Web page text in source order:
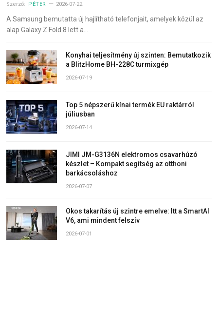
Szerző: PÉTER 2026-07-22
A Samsung bemutatta új hajlítható telefonjait, amelyek közül az
alap Galaxy Z Fold 8 lett a…
Konyhai teljesítmény új szinten: Bemutatkozik
a BlitzHome BH-228C turmixgép
2026-07-19
Top 5 népszerű kínai termék EU raktárról
júliusban
2026-07-14
JIMI JM-G3136N elektromos csavarhúzó
készlet – Kompakt segítség az otthoni
barkácsoláshoz
2026-07-07
Okos takarítás új szintre emelve: Itt a SmartAI
V6, ami mindent felszív
2026-07-01